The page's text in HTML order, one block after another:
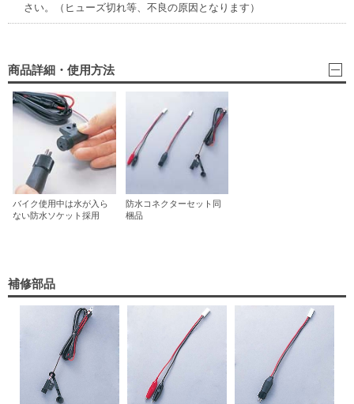
さい。（ヒューズ切れ等、不良の原因となります）
商品詳細・使用方法
バイク使用中は水が入ら
ない防水ソケット採用
防水コネクターセット同
梱品
補修部品